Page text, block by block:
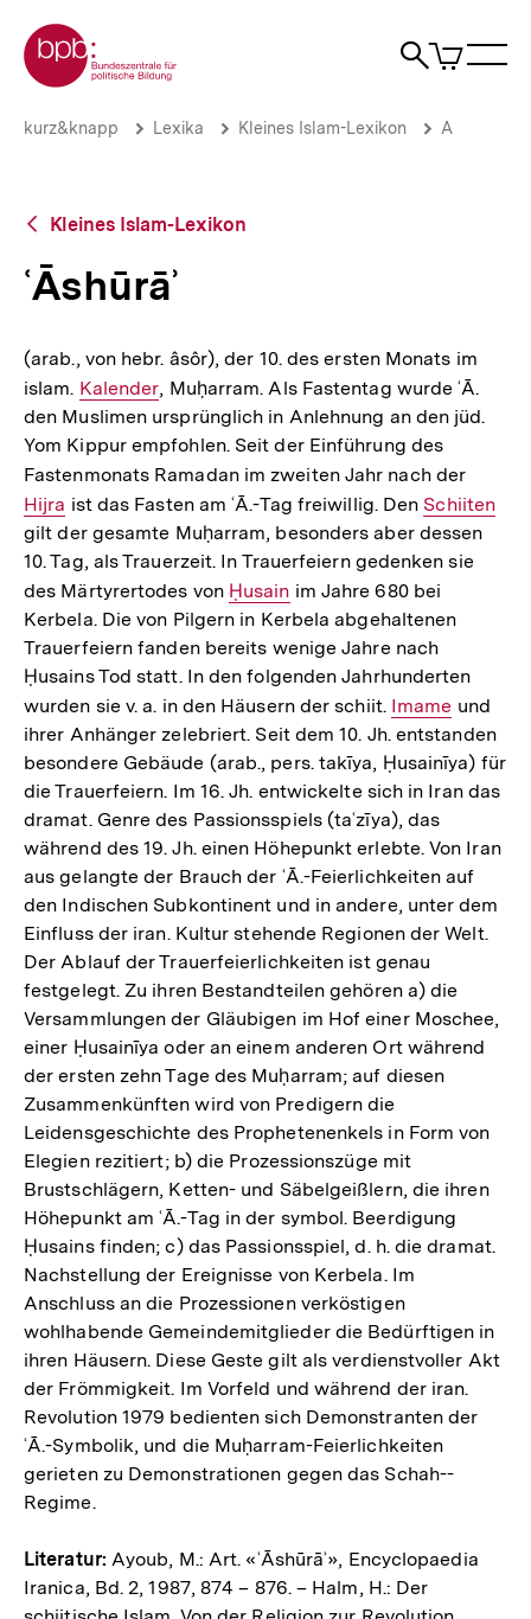
zum
Seiteninhalt
springen
Zur Startseite der bpb
Suche
Artikel
im
ʿĀshūrāʾ
Brotkrümelnavigation
Pfadnavigation
kurz&knapp Lexika Kleines Islam-Lexikon A
Zurück
Übersicht
Kleines Islam-Lexikon
ʿĀshūrāʾ
(arab., von hebr. âsôr), der 10. des ersten Monats im
islam. Interner
Link:
Kalender, Muḥarram. Als Fastentag wurde ʿĀ.
den Muslimen ursprünglich in Anlehnung an den jüd.
Yom Kippur empfohlen. Seit der Einführung des
Fastenmonats Ramadan im zweiten Jahr nach der
Link:
Hijra ist das Fasten am ʿĀ.-Tag freiwillig. Den Interner
Link:
Schiiten
gilt der gesamte Muḥarram, besonders aber dessen
10. Tag, als Trauerzeit. In Trauerfeiern gedenken sie
des Märtyrertodes von Interner
Link:
Ḥusain im Jahre 680 bei
Kerbela. Die von Pilgern in Kerbela abgehaltenen
Trauerfeiern fanden bereits wenige Jahre nach
Ḥusains Tod statt. In den folgenden Jahrhunderten
wurden sie v. a. in den Häusern der schiit. Interner
Link:
Imame und
ihrer Anhänger zelebriert. Seit dem 10. Jh. entstanden
besondere Gebäude (arab., pers. takīya, Ḥusainīya) für
die Trauerfeiern. Im 16. Jh. entwickelte sich in Iran das
dramat. Genre des Passionsspiels (taʿzīya), das
während des 19. Jh. einen Höhepunkt erlebte. Von Iran
aus gelangte der Brauch der ʿĀ.-Feierlichkeiten auf
den Indischen Subkontinent und in andere, unter dem
Einfluss der iran. Kultur stehende Regionen der Welt.
Der Ablauf der Trauerfeierlichkeiten ist genau
festgelegt. Zu ihren Bestandteilen gehören a) die
Versammlungen der Gläubigen im Hof einer Moschee,
einer Ḥusainīya oder an einem anderen Ort während
der ersten zehn Tage des Muḥarram; auf diesen
Zusammenkünften wird von Predigern die
Leidensgeschichte des Prophetenenkels in Form von
Elegien rezitiert; b) die Prozessionszüge mit
Brustschlägern, Ketten- und Säbelgeißlern, die ihren
Höhepunkt am ʿĀ.-Tag in der symbol. Beerdigung
Ḥusains finden; c) das Passionsspiel, d. h. die dramat.
Nachstellung der Ereignisse von Kerbela. Im
Anschluss an die Prozessionen verköstigen
wohlhabende Gemeindemitglieder die Bedürftigen in
ihren Häusern. Diese Geste gilt als verdienstvoller Akt
der Frömmigkeit. Im Vorfeld und während der iran.
Revolution 1979 bedienten sich Demonstranten der
ʿĀ.-Symbolik, und die Muḥarram-­Feierlichkeiten
gerieten zu Demonstrationen gegen das Schah-­
Regime.
Literatur: Ayoub, M.: Art. «ʿĀshūrāʾ», Encyclopaedia
Iranica, Bd. 2, 1987, 874 – 876. – Halm, H.: Der